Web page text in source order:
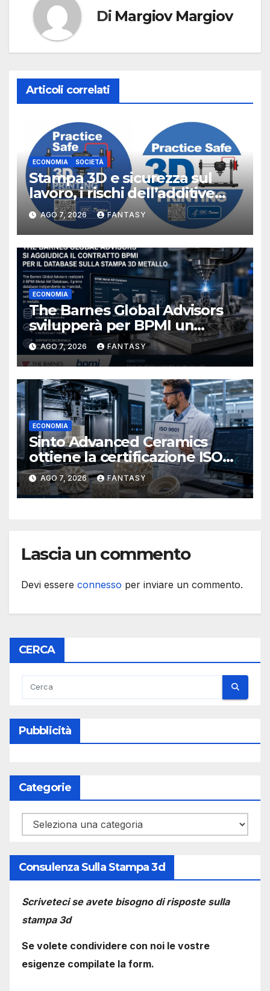
Di Margiov Margiov
Articoli correlati
ECONOMIA SOCIETÀ
Stampa 3D e sicurezza sul
lavoro, i rischi dell’additive
manufacturing secondo
NIOSH
AGO 7, 2026 FANTASY
ECONOMIA
The Barnes Global Advisors
svilupperà per BPMI un
database per la stampa 3D
metallica destinata alla filiera
navale statunitense
AGO 7, 2026 FANTASY
ECONOMIA
Sinto Advanced Ceramics
ottiene la certificazione ISO
9001 per la stampa 3D di
ceramiche tecniche
AGO 7, 2026 FANTASY
Lascia un commento
Devi essere connesso per inviare un commento.
CERCA
Pubblicità
Categorie
Categorie
Consulenza Sulla Stampa 3d
Scriveteci se avete bisogno di risposte sulla
stampa 3d
Se volete condividere con noi le vostre
esigenze compilate la form.